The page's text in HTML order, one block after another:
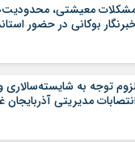
معیشتی،
بوکانی در حضور
توجه به شایسته‌سالاری
مدیریتی آذربایجان